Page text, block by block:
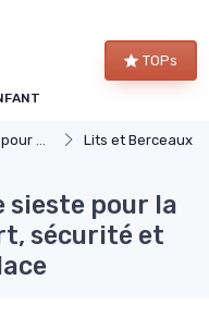
TOPs
Lits et Berceaux
sieste pour la
sécurité et